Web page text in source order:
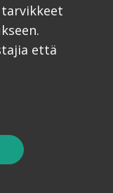
että